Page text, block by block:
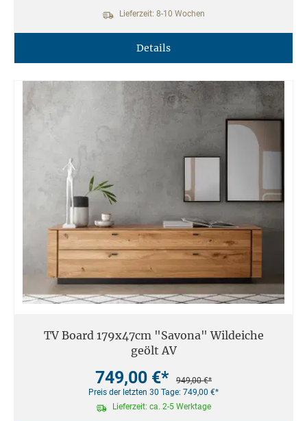
Lieferzeit: 8-10 Wochen
Details
TV Board 179x47cm "Savona" Wildeiche
geölt AV
749,00 €*
949,00 €*
Preis der letzten 30 Tage: 749,00 €*
Lieferzeit: ca. 2-5 Werktage